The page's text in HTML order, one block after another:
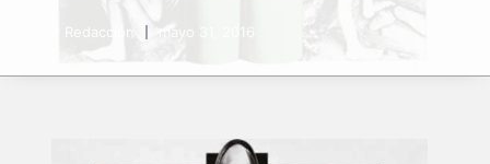
Redacción mayo 31, 2016